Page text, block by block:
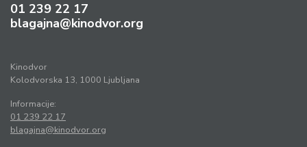
01 239 22 17
blagajna@kinodvor.org
Kinodvor
Kolodvorska 13, 1000 Ljubljana
Informacije:
01 239 22 17
blagajna@kinodvor.org